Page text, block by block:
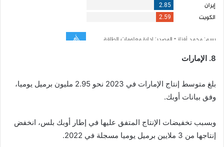
8. الإمارات
بلغ متوسط إنتاج الإمارات في 2023 نحو 2.95 مليون برميل يوميا،
وفق بيانات أوبك.
وبسبب تخفيضات الإنتاج المتفق عليها في إطار أوبك بلس، انخفض
إنتاجها من 3 ملايين برميل يوميا مسجلة في 2022.